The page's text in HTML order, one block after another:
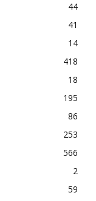
44
41
14
418
18
195
86
253
566
2
59